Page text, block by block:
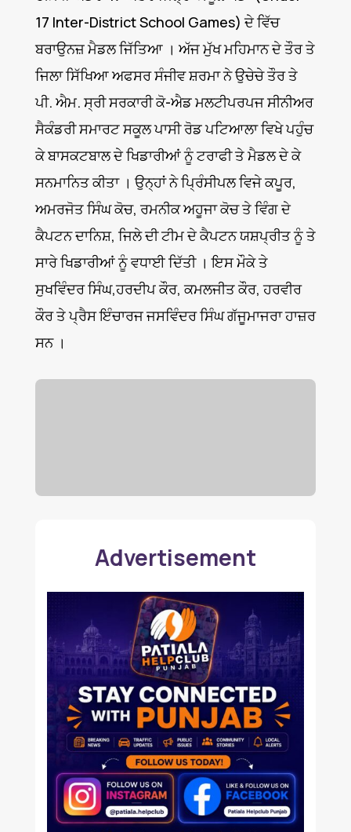
17 Inter-District School Games) ਦੇ ਵਿੱਚ
ਬਰਾਉਨਜ਼ ਮੈਡਲ ਜਿੱਤਿਆ । ਅੱਜ ਮੁੱਖ ਮਹਿਮਾਨ ਦੇ ਤੌਰ ਤੇ
ਜਿਲਾ ਸਿੱਖਿਆ ਅਫਸਰ ਸੰਜੀਵ ਸ਼ਰਮਾ ਨੇ ਉਚੇਚੇ ਤੌਰ ਤੇ
ਪੀ. ਐਮ. ਸ੍ਰੀ ਸਰਕਾਰੀ ਕੋ-ਐਡ ਮਲਟੀਪਰਪਜ ਸੀਨੀਅਰ
ਸੈਕੰਡਰੀ ਸਮਾਰਟ ਸਕੂਲ ਪਾਸੀ ਰੋਡ ਪਟਿਆਲਾ ਵਿਖੇ ਪਹੁੰਚ
ਕੇ ਬਾਸਕਟਬਾਲ ਦੇ ਖਿਡਾਰੀਆਂ ਨੂੰ ਟਰਾਫੀ ਤੇ ਮੈਡਲ ਦੇ ਕੇ
ਸਨਮਾਨਿਤ ਕੀਤਾ । ਉਨ੍ਹਾਂ ਨੇ ਪ੍ਰਿੰਸੀਪਲ ਵਿਜੇ ਕਪੂਰ,
ਅਮਰਜੋਤ ਸਿੰਘ ਕੋਚ, ਰਮਨੀਕ ਅਹੂਜਾ ਕੋਚ ਤੇ ਵਿੰਗ ਦੇ
ਕੈਪਟਨ ਦਾਨਿਸ਼, ਜਿਲੇ ਦੀ ਟੀਮ ਦੇ ਕੈਪਟਨ ਯਸ਼ਪ੍ਰੀਤ ਨੂੰ ਤੇ
ਸਾਰੇ ਖਿਡਾਰੀਆਂ ਨੂੰ ਵਧਾਈ ਦਿੱਤੀ । ਇਸ ਮੌਕੇ ਤੇ
ਸੁਖਵਿੰਦਰ ਸਿੰਘ,ਹਰਦੀਪ ਕੌਰ, ਕਮਲਜੀਤ ਕੌਰ, ਹਰਵੀਰ
ਕੌਰ ਤੇ ਪ੍ਰੈਸ ਇੰਚਾਰਜ ਜਸਵਿੰਦਰ ਸਿੰਘ ਗੱਜੂਮਾਜਰਾ ਹਾਜ਼ਰ
ਸਨ ।
Advertisement